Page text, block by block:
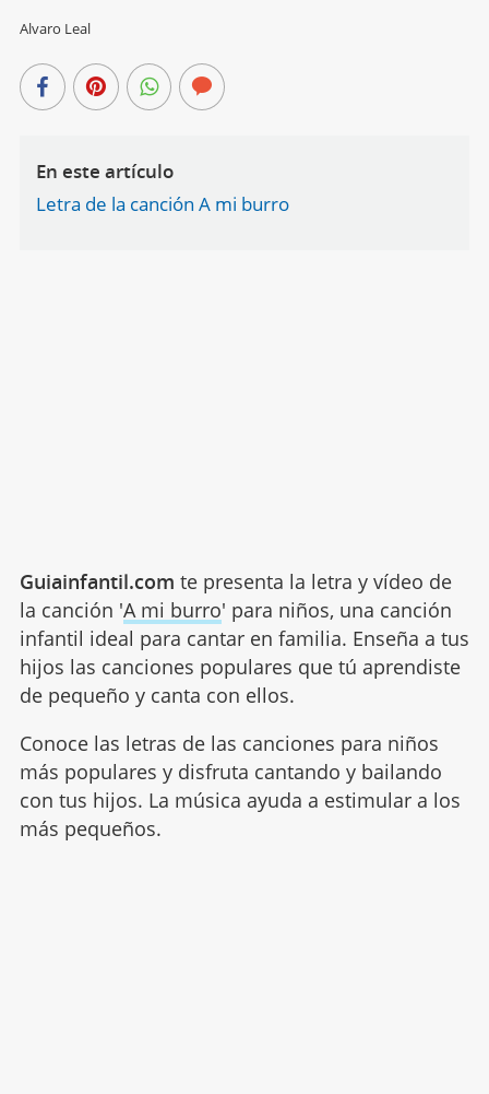
Alvaro Leal
En este artículo
Letra de la canción A mi burro
Guiainfantil.com te presenta la letra y vídeo de
la canción 'A mi burro' para niños, una canción
infantil ideal para cantar en familia. Enseña a tus
hijos las canciones populares que tú aprendiste
de pequeño y canta con ellos.
Conoce las letras de las canciones para niños
más populares y disfruta cantando y bailando
con tus hijos. La música ayuda a estimular a los
más pequeños.